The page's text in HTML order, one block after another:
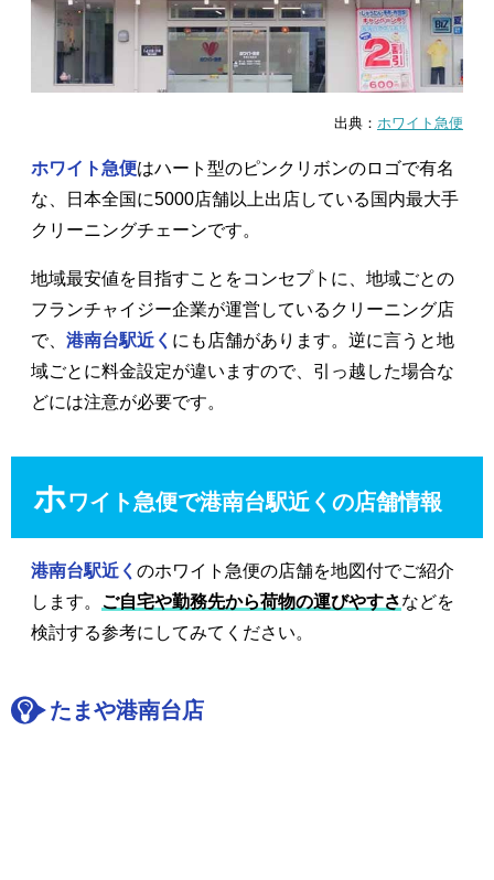
出典： ホワイト急便
ホワイト急便はハート型のピンクリボンのロゴで有名
な、日本全国に5000店舗以上出店している国内最大手
クリーニングチェーンです。
地域最安値を目指すことをコンセプトに、地域ごとの
フランチャイジー企業が運営しているクリーニング店
で、 港南台駅近く にも店舗があります。逆に言うと地
域ごとに料金設定が違いますので、引っ越した場合な
どには注意が必要です。
ホワイト急便で港南台駅近くの店舗情報
港南台駅近く のホワイト急便の店舗を地図付でご紹介
します。 ご自宅や勤務先から荷物の運びやすさなどを
検討する参考にしてみてください。
たまや港南台店